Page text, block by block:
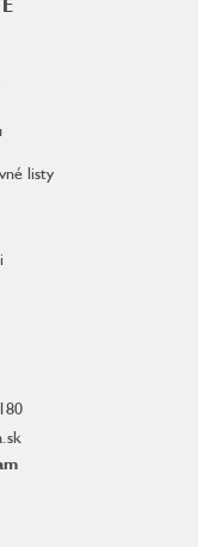
listy